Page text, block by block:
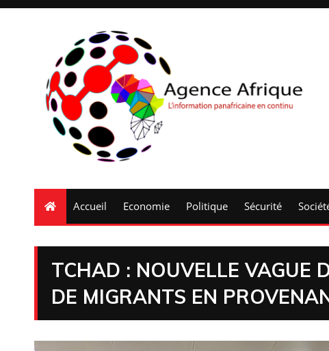
Accueil Economie Politique Sécurité
TCHAD : NOUVELLE VAGUE
DE MIGRANTS EN